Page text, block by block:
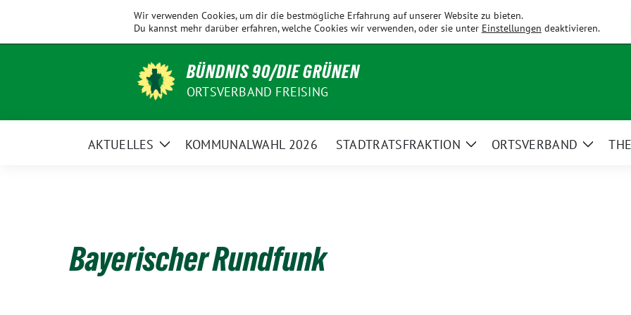
Inhalt
Allershausen Ampertal Eching Fahrenzhausen Hallbergmoos Holledau
BÜNDNIS 90/DIE GRÜNEN
ORTSVERBAND FREISING
AKTUELLES
ZeigeKOMMUNALWAHL 2026 STADTRATSFRAKTION
ZeigeORTSVERBAND
Zeige
Bayerischer Rundfunk
Wir verwenden Cookies, um dir die bestmögliche Erfahrung auf unserer Website zu bieten.
Du kannst mehr darüber erfahren, welche Cookies wir verwenden, oder sie unter Einstellungen deaktivieren.